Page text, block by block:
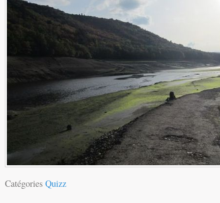
Catégories Quizz